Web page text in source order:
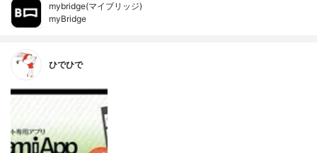
mybridge(マイブリッジ)
myBridge
ひでひで